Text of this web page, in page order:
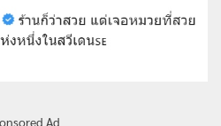
Ad